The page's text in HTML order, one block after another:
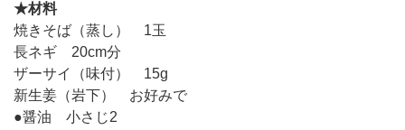
★材料
焼きそば（蒸し） 1玉
長ネギ 20cm分
ザーサイ（味付） 15g
新生姜（岩下） お好みで
●醤油 小さじ2